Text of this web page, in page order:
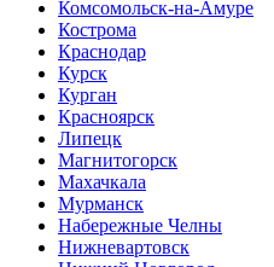
Комсомольск-на-Амуре
Кострома
Краснодар
Курск
Курган
Красноярск
Липецк
Магнитогорск
Махачкала
Мурманск
Набережные Челны
Нижневартовск